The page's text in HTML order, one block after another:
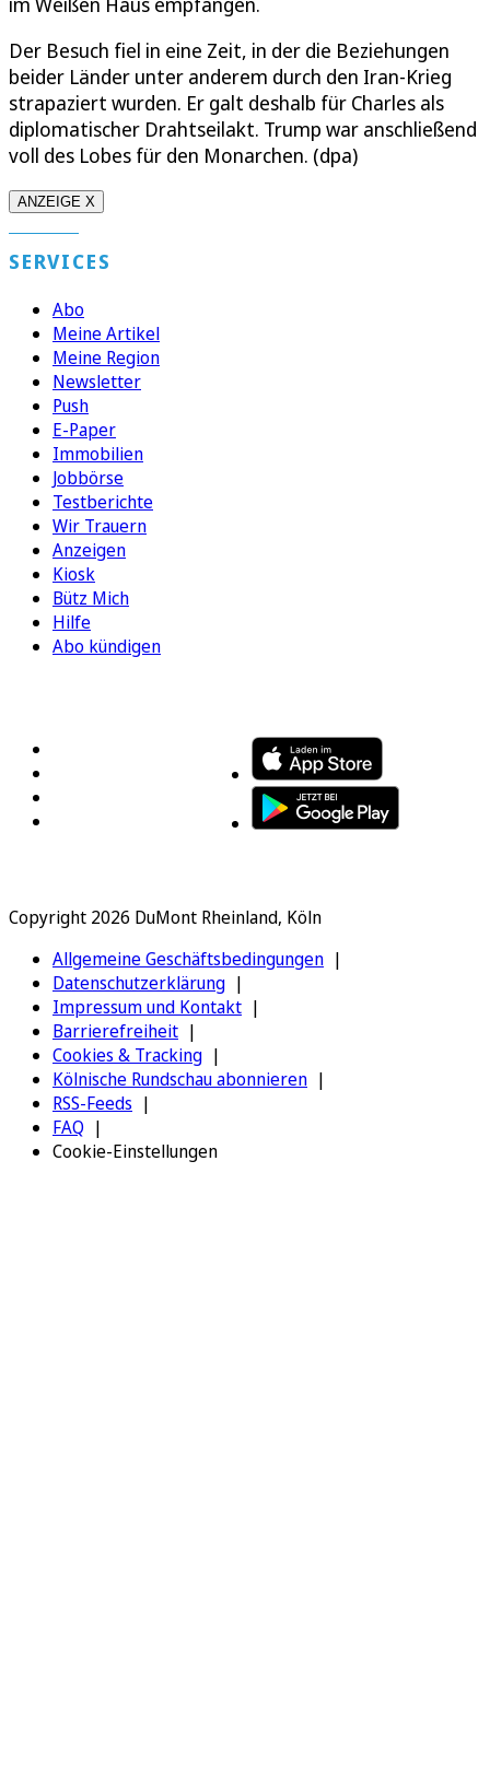
Der Besuch fiel in eine Zeit, in der die Beziehungen
beider Länder unter anderem durch den Iran-Krieg
strapaziert wurden. Er galt deshalb für Charles als
diplomatischer Drahtseilakt. Trump war anschließend
voll des Lobes für den Monarchen. (dpa)
ANZEIGE X
SERVICES
Abo
Meine Artikel
Meine Region
Newsletter
Push
E-Paper
Immobilien
Jobbörse
Testberichte
Wir Trauern
Anzeigen
Kiosk
Bütz Mich
Hilfe
Abo kündigen
Copyright 2026 DuMont Rheinland, Köln
Allgemeine Geschäftsbedingungen
Datenschutzerklärung
Impressum und Kontakt
Barrierefreiheit
Cookies & Tracking
Kölnische Rundschau abonnieren
RSS-Feeds
FAQ
Cookie-Einstellungen